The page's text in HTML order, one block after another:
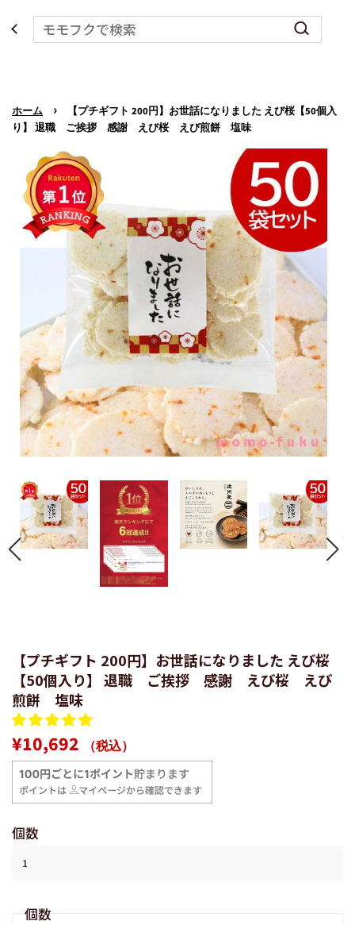
ホーム ›
【プチギフト 200円】お世話になりました えび桜【50個入
り】 退職 ご挨拶 感謝 えび桜 えび煎餅 塩味
【プチギフト 200円】お世話になりました えび桜
【50個入り】 退職 ご挨拶 感謝 えび桜 えび
煎餅 塩味
通
常
価
格
¥10,692 （税込）
売
価
格
個数
個数